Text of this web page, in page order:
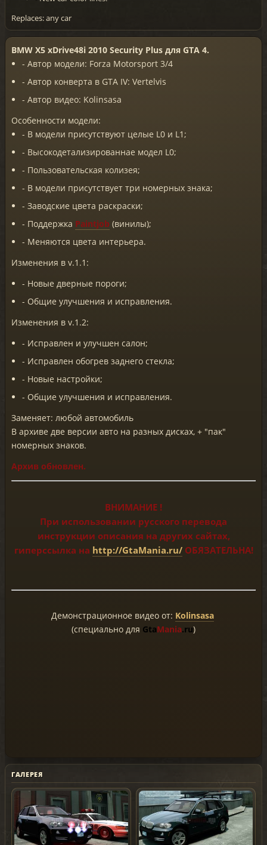
Replaces: any car
BMW X5 xDrive48i 2010 Security Plus для GTA 4.
- Автор модели: Forza Motorsport 3/4
- Автор конверта в GTA IV: Vertelvis
- Автор видео: Kolinsasa
Особенности модели:
- В модели присутствуют целые L0 и L1;
- Высокодетализированнае модел L0;
- Пользовательская колизея;
- В модели присутствует три номерных знака;
- Заводские цвета раскраски;
- Поддержка Paintjob (винилы);
- Меняются цвета интерьера.
Изменения в v.1.1:
- Новые дверные пороги;
- Общие улучшения и исправления.
Изменения в v.1.2:
- Исправлен и улучшен салон;
- Исправлен обогрев заднего стекла;
- Новые настройки;
- Общие улучшения и исправления.
Заменяет: любой автомобиль
В архиве две версии авто на разных дисках, + "пак"
номерных знаков.
Архив обновлен.
ВНИМАНИЕ !
При использовании русского перевода
инструкции описания на других сайтах,
гиперссылка на http://GtaMania.ru/ОБЯЗАТЕЛЬНА!
Демонстрационное видео от: Kolinsasa
(специально для GtaMania.ru)
ГАЛЕРЕЯ